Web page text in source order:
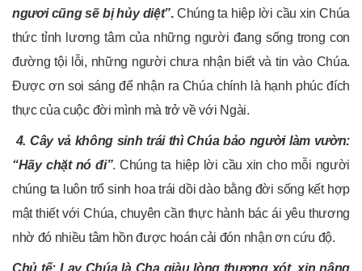
ngươi cũng sẽ bị hủy diệt”.Chúng ta hiệp lời cầu xin Chúa
thức tỉnh lương tâm của những người đang sống trong con
đường tội lỗi, những người chưa nhận biết và tin vào Chúa.
Được ơn soi sáng để nhận ra Chúa chính là hạnh phúc đích
thực của cuộc đời mình mà trở về với Ngài.
4. Cây vả không sinh trái thì Chúa bảo người làm vườn:
“Hãy chặt nó đi”. Chúng ta hiệp lời cầu xin cho mỗi người
chúng ta luôn trổ sinh hoa trái dồi dào bằng đời sống kết hợp
mật thiết với Chúa, chuyên cần thực hành bác ái yêu thương
nhờ đó nhiều tâm hồn được hoán cải đón nhận ơn cứu độ.
Chủ tế:Lạy Chúa là Cha giàu lòng thương xót, xin nâng